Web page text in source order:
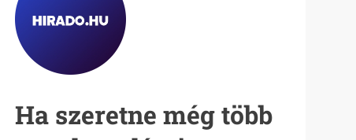
Ha szeretne még több